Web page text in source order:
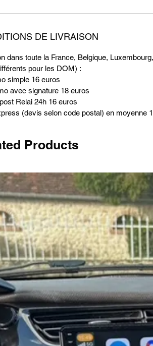
DE LIVRAISON
dans toute la France, Belgique,
pour les DOM) :
simple 16 euros
avec signature 18 euros
Relai 24h 16 euros
(devis selon code postal) en moyenne
Products